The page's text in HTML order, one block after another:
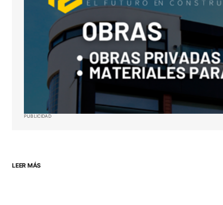
PUBLICIDAD
LEER MÁS